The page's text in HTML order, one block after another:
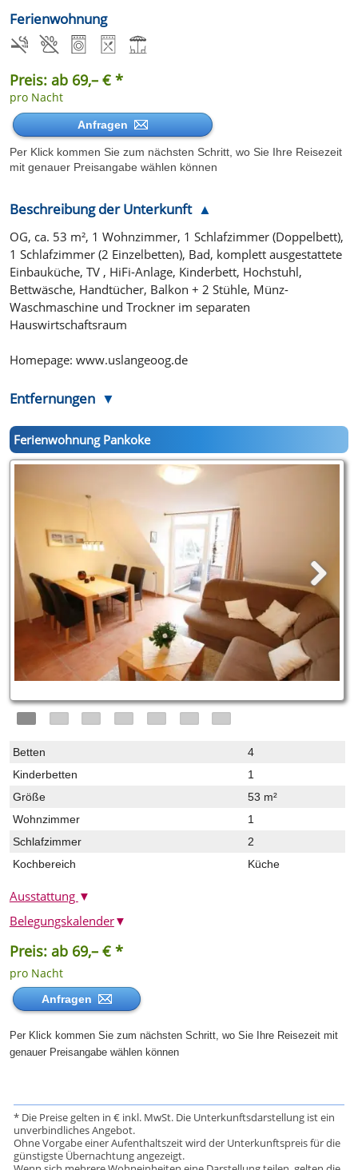
Ferienwohnung
Preis: ab 69,– € *
pro Nacht
Anfragen
Per Klick kommen Sie zum nächsten Schritt, wo Sie Ihre Reisezeit
mit genauer Preisangabe wählen können
Beschreibung der Unterkunft
OG, ca. 53 m², 1 Wohnzimmer, 1 Schlafzimmer (Doppelbett),
1 Schlafzimmer (2 Einzelbetten), Bad, komplett ausgestattete
Einbauküche, TV , HiFi-Anlage, Kinderbett, Hochstuhl,
Bettwäsche, Handtücher, Balkon + 2 Stühle, Münz-
Waschmaschine und Trockner im separaten
Hauswirtschaftsraum
Homepage: www.uslangeoog.de
Entfernungen
Ferienwohnung Pankoke
Betten
4
Kinderbetten
1
Größe
53 m²
Wohnzimmer
1
Schlafzimmer
2
Kochbereich
Küche
Ausstattung ▼
Preis: ab 69,– € *
pro Nacht
Anfragen
Per Klick kommen Sie zum nächsten Schritt, wo Sie Ihre Reisezeit mit
genauer Preisangabe wählen können
Belegungskalender▼
* Die Preise gelten in € inkl. MwSt. Die Unterkunftsdarstellung ist ein
unverbindliches Angebot.
Ohne Vorgabe einer Aufenthaltszeit wird der Unterkunftspreis für die
günstigste Übernachtung angezeigt.